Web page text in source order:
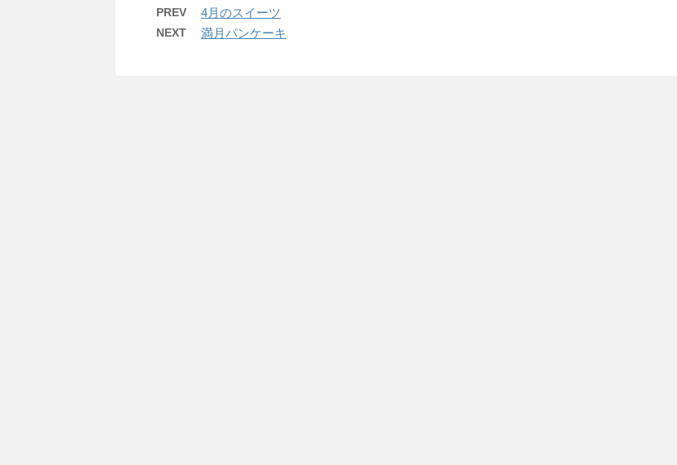
PREV 4月のスイーツ
NEXT 満月パンケーキ